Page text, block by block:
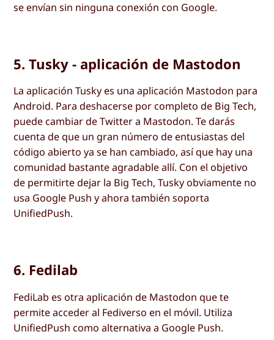
se envían sin ninguna conexión con Google.
5. Tusky - aplicación de Mastodon
La aplicación Tusky es una aplicación Mastodon para
Android. Para deshacerse por completo de Big Tech,
puede cambiar de Twitter a Mastodon. Te darás
cuenta de que un gran número de entusiastas del
código abierto ya se han cambiado, así que hay una
comunidad bastante agradable allí. Con el objetivo
de permitirte dejar la Big Tech, Tusky obviamente no
usa Google Push y ahora también soporta
UnifiedPush.
6. Fedilab
FediLab es otra aplicación de Mastodon que te
permite acceder al Fediverso en el móvil. Utiliza
UnifiedPush como alternativa a Google Push.